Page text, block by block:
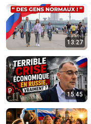
13:27
15:45